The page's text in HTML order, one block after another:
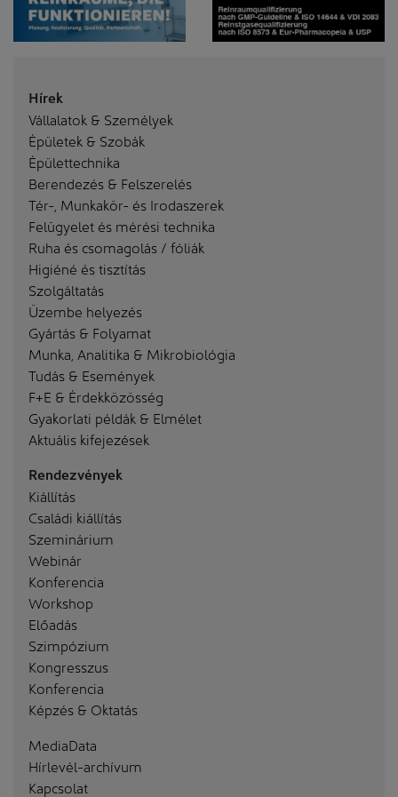
Hírek
Vállalatok & Személyek
Épületek & Szobák
Épülettechnika
Berendezés & Felszerelés
Tér-, Munkakör- és Irodaszerek
Felügyelet és mérési technika
Ruha és csomagolás / fóliák
Higiéné és tisztítás
Szolgáltatás
Üzembe helyezés
Gyártás & Folyamat
Munka, Analitika & Mikrobiológia
Tudás & Események
F+E & Érdekközösség
Gyakorlati példák & Elmélet
Aktuális kifejezések
Rendezvények
Kiállítás
Családi kiállítás
Szeminárium
Webinár
Konferencia
Workshop
Előadás
Szimpózium
Kongresszus
Konferencia
Képzés & Oktatás
MediaData
Hírlevél-archívum
Kapcsolat